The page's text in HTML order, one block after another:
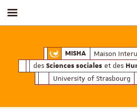
MISHAMaison
Maison
des Sciences sociales et des
University of Strasbourg
Toggle menu